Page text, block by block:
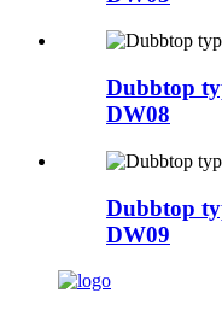
Dubbtop
DW08
Dubbtop
DW09